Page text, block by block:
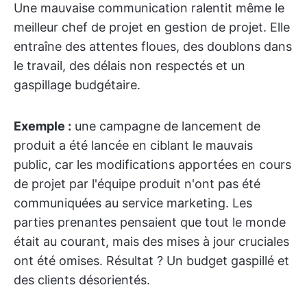
Une mauvaise communication ralentit même le
meilleur chef de projet en gestion de projet. Elle
entraîne des attentes floues, des doublons dans
le travail, des délais non respectés et un
gaspillage budgétaire.
Exemple : une campagne de lancement de
produit a été lancée en ciblant le mauvais
public, car les modifications apportées en cours
de projet par l'équipe produit n'ont pas été
communiquées au service marketing. Les
parties prenantes pensaient que tout le monde
était au courant, mais des mises à jour cruciales
ont été omises. Résultat ? Un budget gaspillé et
des clients désorientés.